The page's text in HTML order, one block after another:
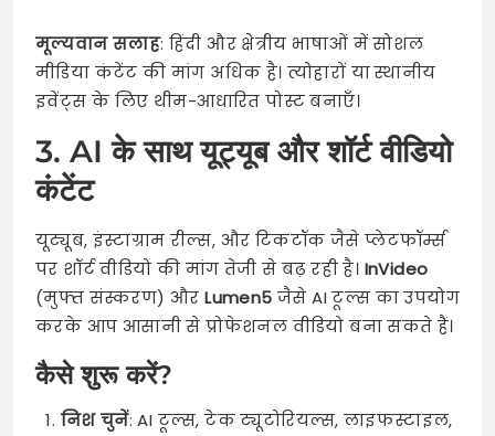
मूल्यवान सलाह: हिंदी और क्षेत्रीय भाषाओं में सोशल
मीडिया कंटेंट की मांग अधिक है। त्योहारों या स्थानीय
इवेंट्स के लिए थीम-आधारित पोस्ट बनाएँ।
3. AI के साथ यूट्यूब और शॉर्ट वीडियो
कंटेंट
यूट्यूब, इंस्टाग्राम रील्स, और टिकटॉक जैसे प्लेटफॉर्म्स
पर शॉर्ट वीडियो की मांग तेजी से बढ़ रही है। InVideo
(मुफ्त संस्करण) औरLumen5 जैसे AI टूल्स का उपयोग
करके आप आसानी से प्रोफेशनल वीडियो बना सकते हैं।
कैसे शुरू करें?
निश चुनें: AI टूल्स, टेक ट्यूटोरियल्स, लाइफस्टाइल,